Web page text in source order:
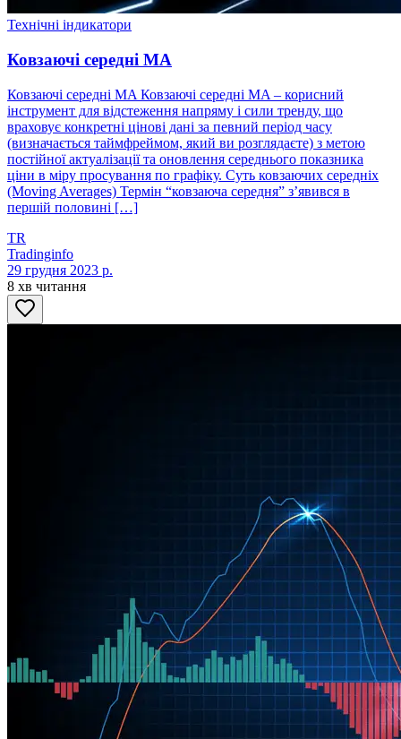
Технічні індикатори
Ковзаючі середні MA
Ковзаючі середні MA Ковзаючі середні MA – корисний
інструмент для відстеження напряму і сили тренду, що
враховує конкретні цінові дані за певний період часу
(визначається таймфреймом, який ви розглядаєте) з метою
постійної актуалізації та оновлення середнього показника
ціни в міру просування по графіку. Суть ковзаючих середніх
(Moving Averages) Термін “ковзаюча середня” з’явився в
першій половині […]
TR
Tradinginfo
29 грудня 2023 р.
8 хв читання